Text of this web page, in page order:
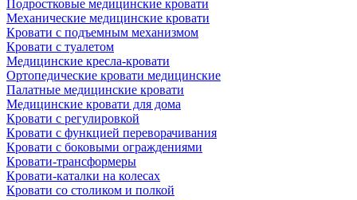
Подростковые медицинские кровати
Механические медицинские кровати
Кровати с подъемным механизмом
Кровати с туалетом
Медицинские крeсла-кровати
Ортопедические кровати медицинские
Палатные медицинские кровати
Медицинские кровати для дома
Кровати с регулировкой
Кровати с функцией переворачивания
Кровати с боковыми ограждениями
Кровати-трансформеры
Кровати-каталки на колесах
Кровати со столиком и полкой